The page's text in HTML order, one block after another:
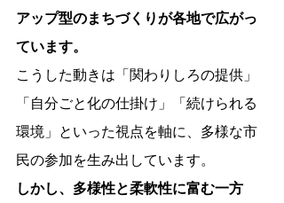
アップ型のまちづくりが各地で広がっ
ています。
こうした動きは「関わりしろの提供」
「自分ごと化の仕掛け」「続けられる
環境」といった視点を軸に、多様な市
民の参加を生み出しています。
しかし、多様性と柔軟性に富む一方